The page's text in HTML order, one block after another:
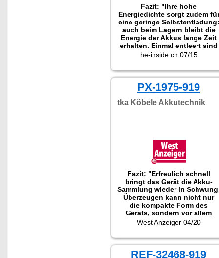
Fazit: "Ihre hohe
Energiedichte sorgt zudem für
eine geringe Selbstentladung:
auch beim Lagern bleibt die
Energie der Akkus lange Zeit
erhalten. Einmal entleert sind
sie schnell wieder
he-inside.ch 07/15
PX-1975-919
tka Köbele Akkutechnik
Fazit: "Erfreulich schnell
bringt das Gerät die Akku-
Sammlung wieder in
Überzeugen kann nicht nur
die kompakte Form des
Geräts, sondern vor allem
auch die gut erkennbare
Einzelschacht-Überwachung."
West Anzeiger 04/20
REF-32468-919